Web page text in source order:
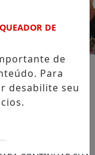
DE
de
Para
desabilite seu